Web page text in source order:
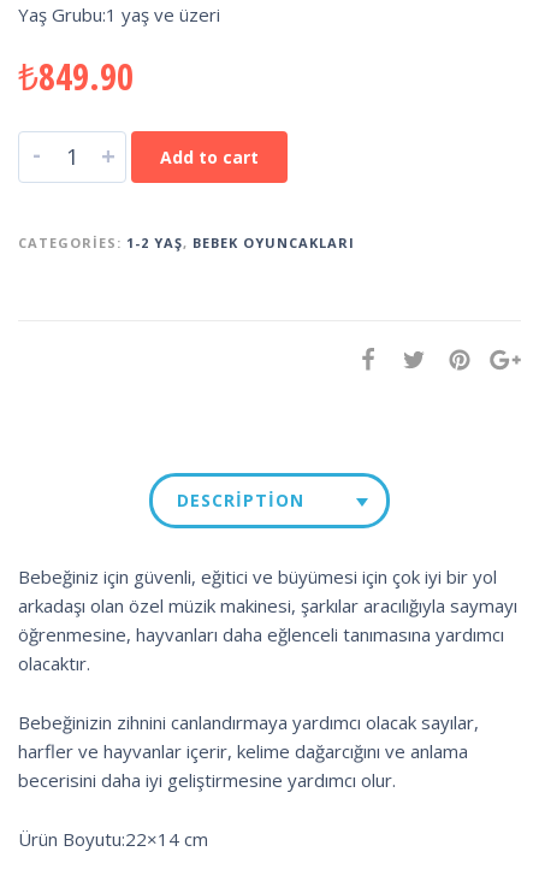
Yaş Grubu:1 yaş ve üzeri
₺849.90
- + Add to cart
CATEGORIES: 1-2 YAŞ, BEBEK OYUNCAKLARI
DESCRIPTION
Bebeğiniz için güvenli, eğitici ve büyümesi için çok iyi bir yol
arkadaşı olan özel müzik makinesi, şarkılar aracılığıyla saymayı
öğrenmesine, hayvanları daha eğlenceli tanımasına yardımcı
olacaktır.
Bebeğinizin zihnini canlandırmaya yardımcı olacak sayılar,
harfler ve hayvanlar içerir, kelime dağarcığını ve anlama
becerisini daha iyi geliştirmesine yardımcı olur.
Ürün Boyutu:22×14 cm